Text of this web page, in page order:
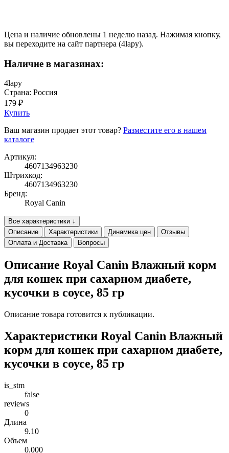
Цена и наличие обновлены 1 неделю назад. Нажимая кнопку,
вы переходите на сайт партнера (4lapy).
Наличие в магазинах:
4lapy
Страна: Россия
179 ₽
Купить
Ваш магазин продает этот товар? Разместите его в нашем
каталоге
Артикул:
4607134963230
Штрихкод:
4607134963230
Бренд:
Royal Canin
Все характеристики ↓
Описание
Характеристики Динамика цен
Отзывы
Оплата и Доставка
Вопросы
Описание Royal Canin Влажный корм
для кошек при сахарном диабете,
кусочки в соусе, 85 гр
Описание товара готовится к публикации.
Характеристики Royal Canin Влажный
корм для кошек при сахарном диабете,
кусочки в соусе, 85 гр
is_stm
false
reviews
0
Длина
9.10
Объем
0.000